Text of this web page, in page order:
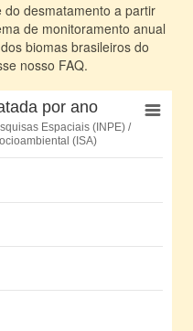
do desmatamento a partir
de monitoramento anual
biomas brasileiros do
nosso FAQ.